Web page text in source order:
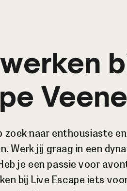
zoek naar enthousiaste
Werk jij graag in een
je een passie voor
bij Live Escape iets